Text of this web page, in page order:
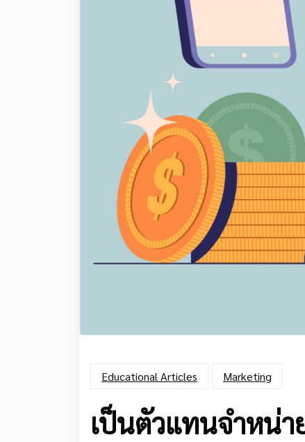
Educational Articles Marketing
เป็นตัวแทนจำหน่า